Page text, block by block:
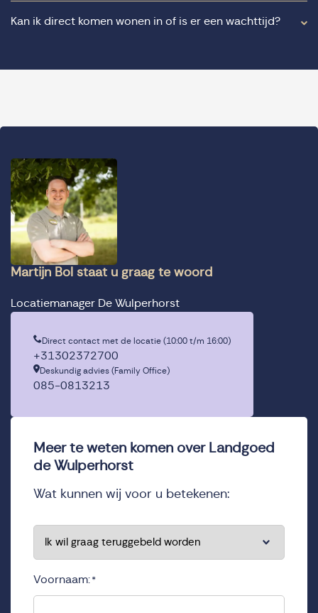
Kan ik direct komen wonen in of is er een wachttijd?
Martijn Bol staat u graag te woord
Locatiemanager De Wulperhorst
Direct contact met de locatie (10:00 t/m 16:00)
+31302372700
Deskundig advies (Family Office)
085-0813213
Meer te weten komen over Landgoed
de Wulperhorst
Wat kunnen wij voor u betekenen:
Voornaam: *